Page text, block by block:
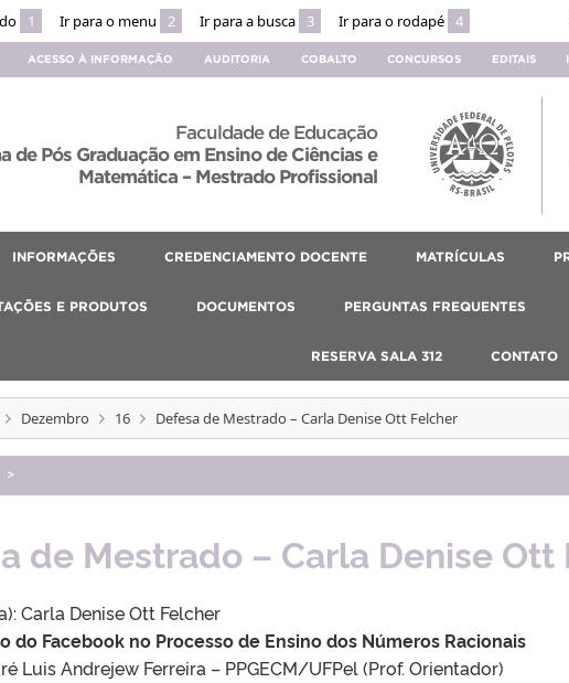
1 Ir para o menu 2 Ir para a busca 3 Ir para o rodapé 4
ACESSO À INFORMAÇÃO AUDITORIA COBALTO CONCURSOS EDITAIS
Faculdade de Educação
de Pós Graduação em Ensino de Ciências e
Matemática – Mestrado Profissional
INFORMAÇÕES CREDENCIAMENTO DOCENTE MATRÍCULAS
E PRODUTOS DOCUMENTOS PERGUNTAS FREQUENTES
RESERVA SALA 312 CONTATO
Dezembro 16 Defesa de Mestrado – Carla Denise Ott Felcher
>
de Mestrado – Carla Denise Ott
Carla Denise Ott Felcher
do Facebook no Processo de Ensino dos Números Racionais
Luis Andrejew Ferreira – PPGECM/UFPel (Prof. Orientador)